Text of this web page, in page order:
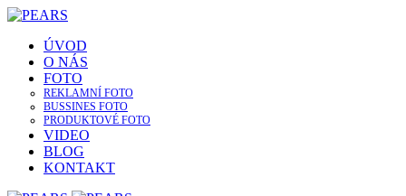
ÚVOD
O NÁS
FOTO
REKLAMNÍ FOTO
BUSSINES FOTO
PRODUKTOVÉ FOTO
VIDEO
BLOG
KONTAKT